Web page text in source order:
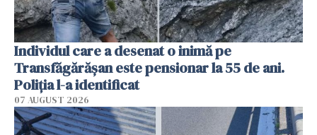
Individul care a desenat o inimă pe
Transfăgărășan este pensionar la 55 de ani.
Poliția l-a identificat
07 AUGUST 2026